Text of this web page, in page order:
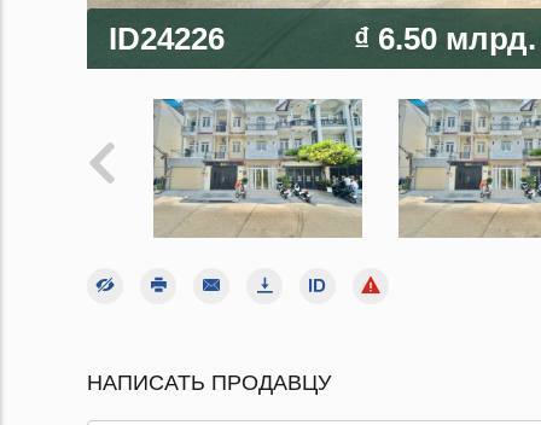
ID24226 ₫ 6.50
НАПИСАТЬ ПРОДАВЦУ